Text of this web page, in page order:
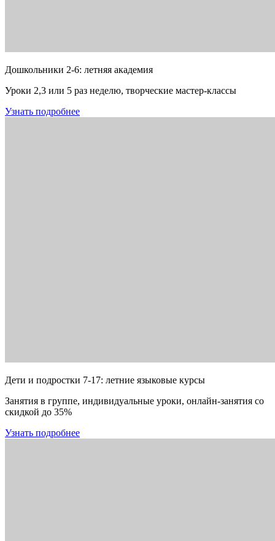
Дошкольники 2-6: летняя академия
Уроки 2,3 или 5 раз неделю, творческие мастер-классы
Узнать подробнее
Дети и подростки 7-17: летние языковые курсы
Занятия в группе, индивидуальные уроки, онлайн-занятия со
скидкой до 35%
Узнать подробнее